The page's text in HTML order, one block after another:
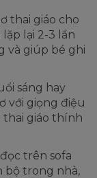
thai giáo cho
lại 2-3 lần
và giúp bé ghi
sáng hay
với giọng điệu
thai giáo thính
trên sofa
bộ trong nhà,